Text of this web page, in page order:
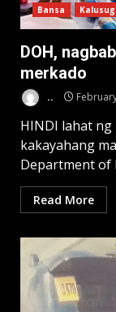
Bansa
DOH,
merkado
..
HINDI lahat
kakayahang
Department of
Read More